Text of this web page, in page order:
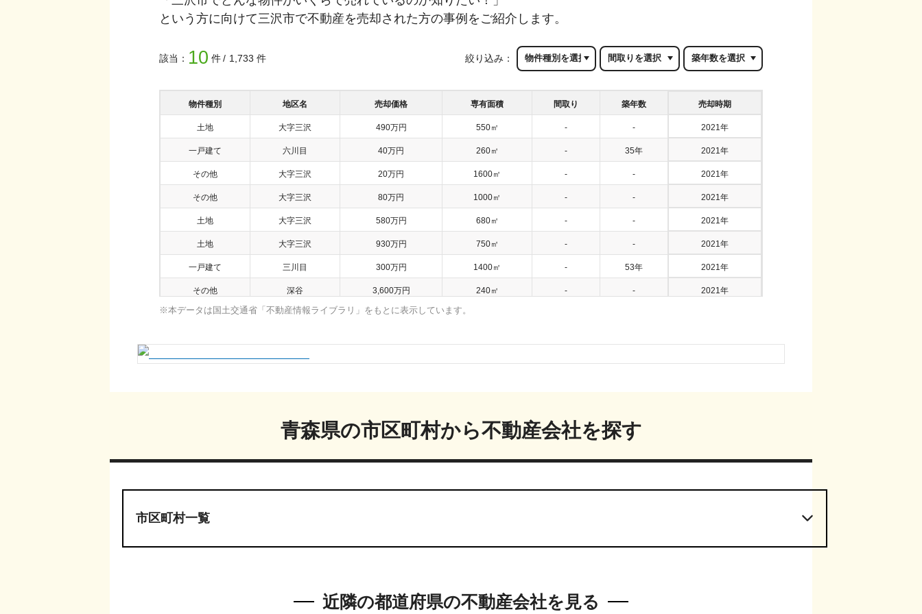
という方に向けて三沢市で不動産を売却された方の事例をご紹介します。
該当： 10 件 1,733 件 絞り込み：
物件種別 地区名 売却価格 専有面積 間取り 築年数 売却時期
土地 大字三沢 490万円 550㎡ - - 2021年
一戸建て 六川目 40万円 260㎡ - 35年 2021年
その他 大字三沢 20万円 1600㎡ - - 2021年
その他 大字三沢 80万円 1000㎡ - - 2021年
土地 大字三沢 580万円 680㎡ - - 2021年
土地 大字三沢 930万円 750㎡ - - 2021年
一戸建て 三川目 300万円 1400㎡ - 53年 2021年
その他 深谷 3,600万円 240㎡ - - 2021年
その他 深谷 160万円
本データは国土交通省「 不動産情報ライブラリ 」をもとに表示しています。
青森県の市区町村から不動産会社を探す
市区町村一覧
近隣の都道府県の不動産会社を見る